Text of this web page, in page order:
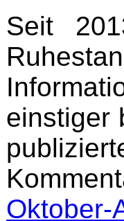
Seit
einstiger
Oktober-